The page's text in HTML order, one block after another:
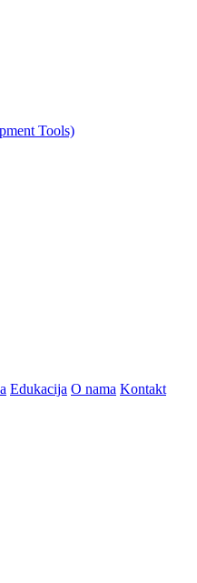
Tools)
Edukacija O nama Kontakt